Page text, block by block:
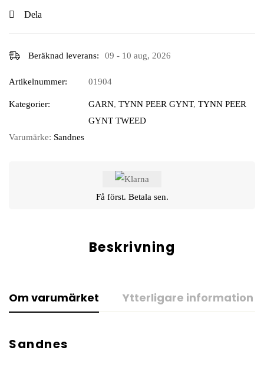
Dela
Beräknad leverans: 09 - 10 aug, 2026
Artikelnummer: 01904
Kategorier: GARN, TYNN PEER GYNT, TYNN PEER
GYNT TWEED
Varumärke: Sandnes
Få först. Betala sen.
Beskrivning
Om varumärket Ytterligare information
Sandnes